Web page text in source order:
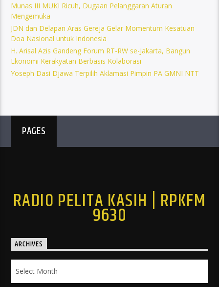
Munas III MUKI Ricuh, Dugaan Pelanggaran Aturan
Mengemuka
JDN dan Delapan Aras Gereja Gelar Momentum Kesatuan
Doa Nasional untuk Indonesia
H. Arisal Azis Gandeng Forum RT-RW se-Jakarta, Bangun
Ekonomi Kerakyatan Berbasis Kolaborasi
Yoseph Dasi Djawa Terpilih Aklamasi Pimpin PA GMNI NTT
PAGES
RADIO PELITA KASIH | RPKFM
9630
ARCHIVES